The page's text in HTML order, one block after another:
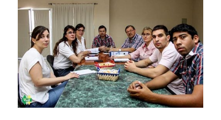
HCD
TRÁMITES Y SERVICIOS
CIUDAD
PARQUE INDUSTRIAL
RECAUDACIONES